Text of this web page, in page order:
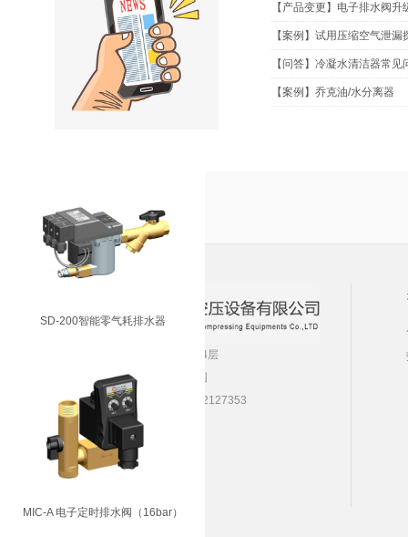
SD-200智能零气耗排水器
MIC-A 电子定时排水阀（16bar）
【产品变更】电子排水阀升
【案例】试用压缩空气泄漏
【问答】冷凝水清洁器常见
【案例】乔克油/水分离器
公司地址：南京市江宁区新丰路10号5A栋4层
工厂地址：南京市溧水区洪蓝镇双尖工业园
电 话：025-52127351，52127352，52127353
传 真：025-52127350
邮 箱：sales@qiaokedrain.cn
网 址：www.qiaokedrain.cn